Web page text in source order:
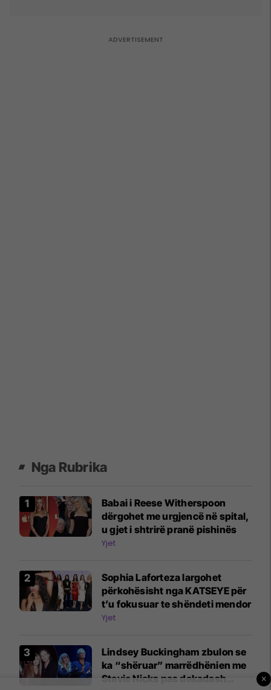
Nga Rubrika
Babai i Reese Witherspoon
dërgohet me urgjencë në spital,
u gjet i shtrirë pranë pishinës
Yjet
Sophia Laforteza largohet
përkohësisht nga KATSEYE për
t’u fokusuar te shëndeti mendor
Yjet
Lindsey Buckingham zbulon se
ka “shëruar” marrëdhënien me
Stevie Nicks pas dekadash
×